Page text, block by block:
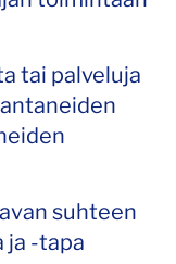
tai palveluja
suhteen
ja -tapa